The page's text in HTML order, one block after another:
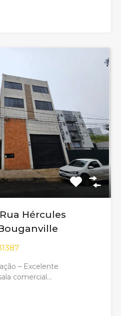
Hércules
– Excelente
comercial…